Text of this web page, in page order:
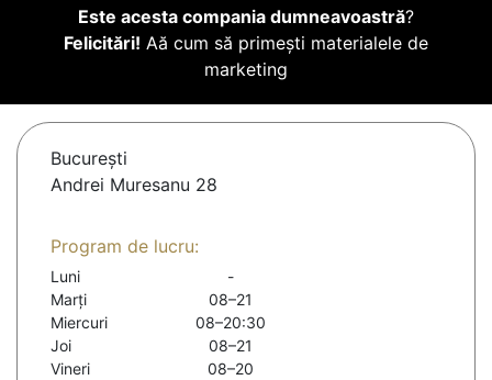
Este acesta compania dumneavoastră?
Felicitări! Aă cum să primești materialele de
marketing
Bucureşti
Andrei Muresanu 28
Program de lucru:
Luni
-
Marți
08–21
Miercuri
08–20:30
Joi
08–21
Vineri
08–20